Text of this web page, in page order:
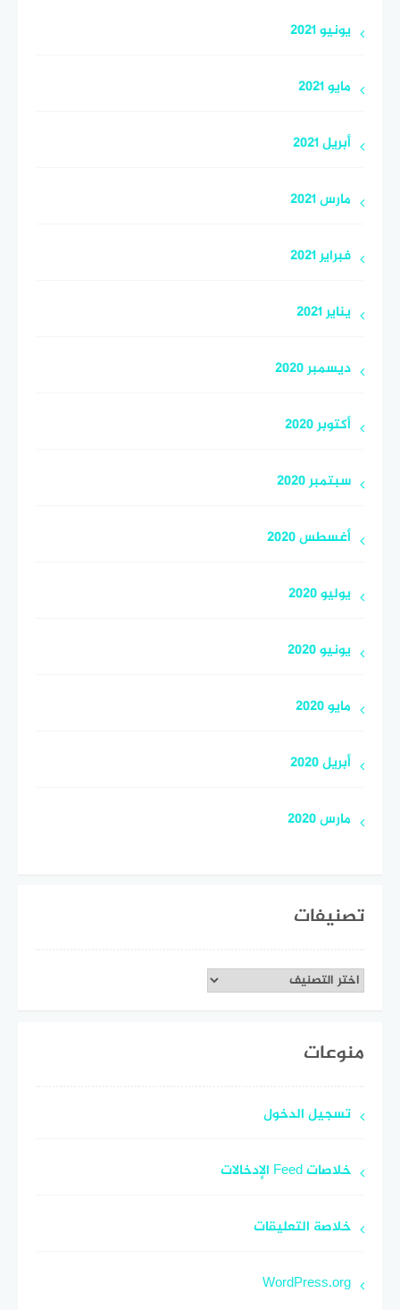
يونيو 2021
مايو 2021
أبريل 2021
مارس 2021
فبراير 2021
يناير 2021
ديسمبر 2020
أكتوبر 2020
سبتمبر 2020
أغسطس 2020
يوليو 2020
يونيو 2020
مايو 2020
أبريل 2020
مارس 2020
تصنيفات
تصنيفات
منوعات
تسجيل الدخول
خلاصات Feed الإدخالات
خلاصة التعليقات
WordPress.org